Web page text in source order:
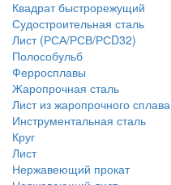
Квадрат быстрорежущий
Судостроительная сталь
Лист (РСА/РСВ/РСD32)
Полособульб
Ферросплавы
Жаропрочная сталь
Лист из жаропрочного сплава
Инструментальная сталь
Круг
Лист
Нержавеющий прокат